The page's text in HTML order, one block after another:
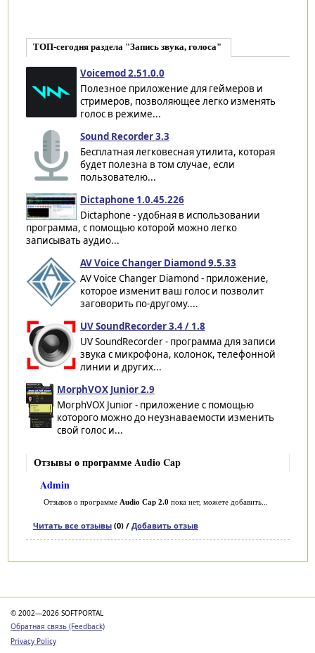
ТОП-сегодня раздела "Запись звука, голоса"
Voicemod 2.51.0.0
Полезное приложение для геймеров и
стримеров, позволяющее легко изменять
голос в режиме...
Sound Recorder 3.3
Бесплатная легковесная утилита, которая
будет полезна в том случае, если
пользователю...
Dictaphone 1.0.45.226
Dictaphone - удобная в использовании
программа, с помощью которой можно легко
записывать аудио...
AV Voice Changer Diamond 9.5.33
AV Voice Changer Diamond - приложение,
которое изменит ваш голос и позволит
заговорить по-другому....
UV SoundRecorder 3.4 / 1.8
UV SoundRecorder - программа для записи
звука с микрофона, колонок, телефонной
линии и других...
MorphVOX Junior 2.9
MorphVOX Junior - приложение с помощью
которого можно до неузнаваемости изменить
свой голос и...
Отзывы о программе Audio Cap
Admin
Отзывов о программе Audio Cap 2.0 пока нет, можете добавить...
Читать все отзывы(0) / Добавить отзыв
© 2002—2026 SOFTPORTAL
Обратная связь (Feedback)
Privacy Policy